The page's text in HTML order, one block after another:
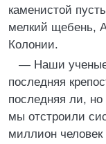
каменистой
мелкий щебень,
Колонии.
— Наши
последняя
последняя ли,
мы отстроили
миллион